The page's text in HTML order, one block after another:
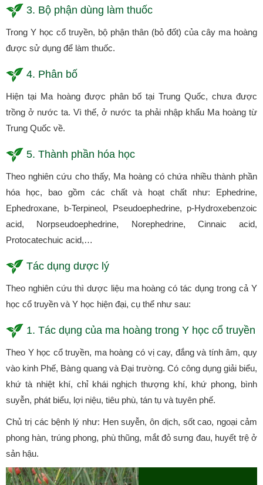
3. Bộ phận dùng làm thuốc
Trong Y học cổ truyền, bộ phận thân (bỏ đốt) của cây ma hoàng
được sử dụng để làm thuốc.
4. Phân bố
Hiện tại Ma hoàng được phân bố tại Trung Quốc, chưa được
trồng ở nước ta. Vì thế, ở nước ta phải nhập khẩu Ma hoàng từ
Trung Quốc về.
5. Thành phần hóa học
Theo nghiên cứu cho thấy, Ma hoàng có chứa nhiều thành phần
hóa học, bao gồm các chất và hoạt chất như: Ephedrine,
Ephedroxane, b-Terpineol, Pseudoephedrine, p-Hydroxebenzoic
acid, Norpseudoephedrine, Norephedrine, Cinnaic acid,
Protocatechuic acid,…
Tác dụng dược lý
Theo nghiên cứu thì dược liệu ma hoàng có tác dụng trong cả Y
học cổ truyền và Y học hiện đại, cụ thể như sau:
1. Tác dụng của ma hoàng trong Y học cổ truyền
Theo Y học cổ truyền, ma hoàng có vị cay, đắng và tính âm, quy
vào kinh Phế, Bàng quang và Đại trường. Có công dụng giải biểu,
khứ tà nhiệt khí, chỉ khái nghịch thượng khí, khứ phong, bình
suyễn, phát biểu, lợi niệu, tiêu phù, tán tụ và tuyên phế.
Chủ trị các bệnh lý như: Hen suyễn, ôn dịch, sốt cao, ngoại cảm
phong hàn, trúng phong, phù thũng, mắt đỏ sưng đau, huyết trệ ở
sản hậu.